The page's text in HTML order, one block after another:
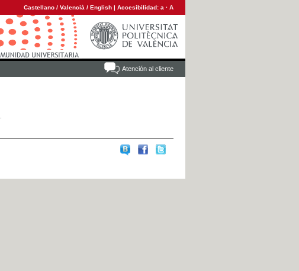
Castellano / Valencià / English | Accesibilidad: a · A
Atención al cliente